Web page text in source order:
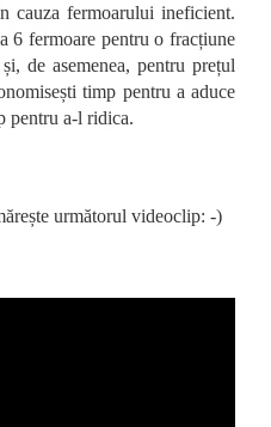
cauza fermoarului ineficient.
6 fermoare pentru o fracțiune
de asemenea, pentru prețul
timp pentru a aduce
pentru a-l ridica.
următorul videoclip: -)